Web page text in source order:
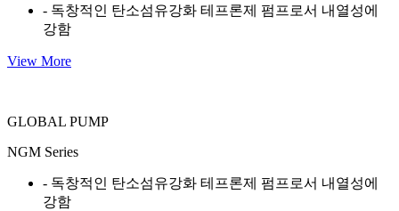
- 독창적인 탄소섬유강화 테프론제 펌프로서 내열성에
강함
View More
GLOBAL PUMP
NGM Series
- 독창적인 탄소섬유강화 테프론제 펌프로서 내열성에
강함